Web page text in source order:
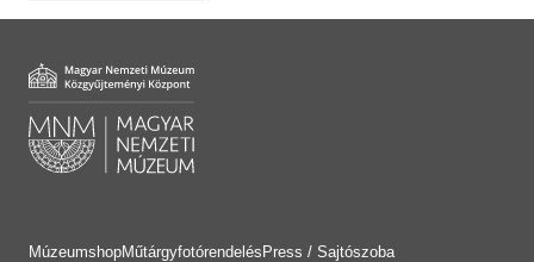
MúzeumshopMűtárgyfotórendelés Press / Sajtószoba